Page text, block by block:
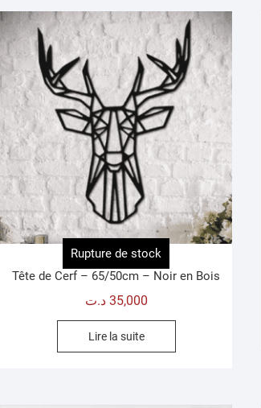
Rupture de stock
Tête de Cerf – 65/50cm – Noir en Bois
35,000 د.ت
Lire la suite